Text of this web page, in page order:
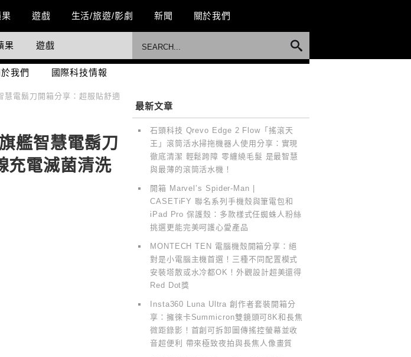
遊戲 生活/旅遊/影劇 新聞 關於我們
果 遊戲
於我們 國際科技情報
電鬍刀開箱分享：超服貼舒適
艦智慧電鬍刀
充電滅菌清洗
最新文章
石頭科技 Qrevo Edge 2 Flow「搖滾天
王」滾筒活水掃拖機器人使用分享：實現
徹底清潔 輕鬆跨障 零纏繞毛髮 是最智慧
與最薄的滾筒活水機！
開箱 Marvel’s Spider-Man |
CASETiFY 聯名系列手機殼與筆電包和
iPad Pro 保護殼：多款樣式任蜘蛛人粉絲
挑選更能完美呵護心愛產品
MONTECH TEN 電腦機殼開箱分享：絕
對是小電腦主機首選！三種不同配置模式
安裝塔散或水冷都OK！外觀設計超美還得
Red Dot獎
Insta360 Luna Ultra 創作者套裝開箱分
享：擁徠卡Summicron雙鏡頭可8K和長焦
微距錄影！首創可拆卸圖傳搖控螢幕並收
音超便利 帶來極致夜拍與長焦人像畫質